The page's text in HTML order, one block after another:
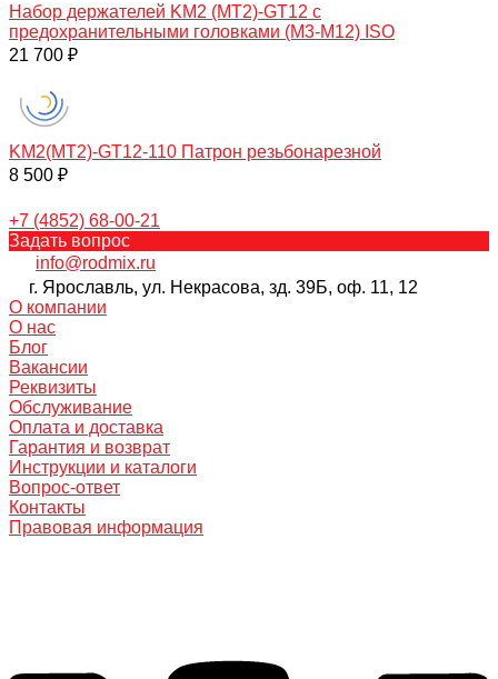
Набор держателей KM2 (МТ2)-GT12 с
предохранительными головками (M3-M12) ISO
21 700 ₽
KM2(МТ2)-GT12-110 Патрон резьбонарезной
8 500 ₽
+7 (4852) 68-00-21
Задать вопрос
info@rodmix.ru
г. Ярославль, ул. Некрасова, зд. 39Б, оф. 11, 12
О компании
О нас
Блог
Вакансии
Реквизиты
Обслуживание
Оплата и доставка
Гарантия и возврат
Инструкции и каталоги
Вопрос-ответ
Контакты
Правовая информация